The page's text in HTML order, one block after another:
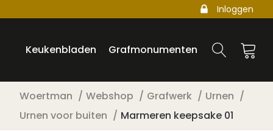
Inloggen
Keukenbladen Grafmonumenten
Woertman Webshop Grafwerk
Urnen
Urnen voor buiten
Marmeren keepsake 01